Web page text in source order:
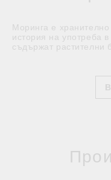
Моринга е хранително
история на употреба
съдържат растителни